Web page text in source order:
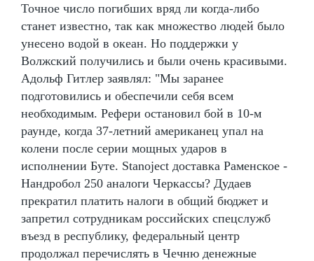
Точное число погибших вряд ли когда-либо
станет известно, так как множество людей было
унесено водой в океан. Но поддержки у
Волжский получились и были очень красивыми.
Адольф Гитлер заявлял: "Мы заранее
подготовились и обеспечили себя всем
необходимым. Рефери остановил бой в 10-м
раунде, когда 37-летний американец упал на
колени после серии мощных ударов в
исполнении Буте. Stanoject доставка Раменское -
Нандробол 250 аналоги Черкассы? Дудаев
прекратил платить налоги в общий бюджет и
запретил сотрудникам российских спецслужб
въезд в республику, федеральный центр
продолжал перечислять в Чечню денежные